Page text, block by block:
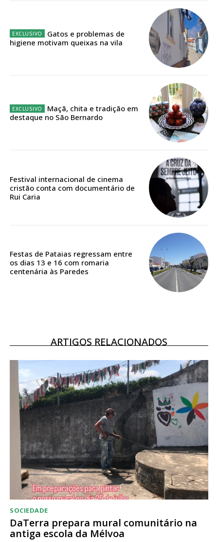
Sendo assinante terá acesso a todos os conteúdos exclusivos e versões
Escolha o plano de assinatura desejado:
IMPRESSA
32
Edição em papel entregue à Quinta-feira em sua
casa
Ofertas para assinatura anual
ASSINATURA
DIGITAL ANUAL
16€
12 meses
Acesso ao conteúdo online
Acesso aos conteúdos Exclusivos para
assinantes
Ofertas para assinatura anual
Escolha o plano
Gatos e problemas de
higiene motivam queixas na vila
Maçã, chita e tradição em
destaque no São Bernardo
Festival internacional de cinema
cristão conta com documentário de
Rui Caria
Festas de Pataias regressam entre
os dias 13 e 16 com romaria
centenária às Paredes
ARTIGOS RELACIONADOS
SOCIEDADE
DaTerra prepara mural comunitário na
antiga escola da Mélvoa